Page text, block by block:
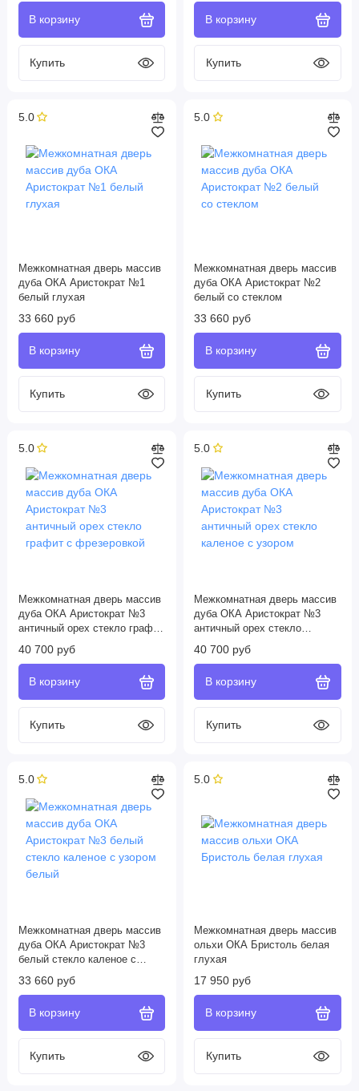
5.0
Межкомнатная дверь массив
дуба ОКА Аристократ №1
белый глухая
33 660 руб
5.0
Межкомнатная дверь массив
дуба ОКА Аристократ №2
белый со стеклом
33 660 руб
5.0
Межкомнатная дверь массив
дуба ОКА Аристократ №3
античный орех стекло графит
с фрезеровкой
40 700 руб
5.0
Межкомнатная дверь массив
дуба ОКА Аристократ №3
античный орех стекло
каленое с узором
40 700 руб
5.0
Межкомнатная дверь массив
дуба ОКА Аристократ №3
белый стекло каленое с
узором белый
33 660 руб
5.0
Межкомнатная дверь массив
ольхи ОКА Бристоль белая
глухая
17 950 руб